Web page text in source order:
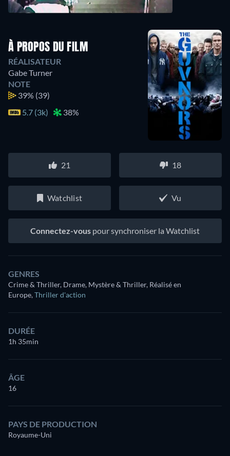
À PROPOS DU FILM
RÉALISATEUR
Gabe Turner
NOTE
39% (39)
5.7 (3k)
38%
21 18
Watchlist Vu
Connectez-vous pour synchroniser la Watchlist
GENRES
Crime & Thriller, Drame, Mystère & Thriller, Réalisé en
Europe,Thriller d'action
DURÉE
1h 35min
ÂGE
16
PAYS DE PRODUCTION
Royaume-Uni